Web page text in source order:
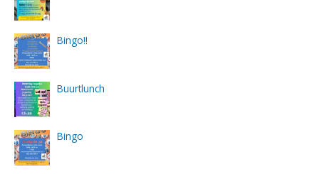
Bingo!!
Buurtlunch
Bingo